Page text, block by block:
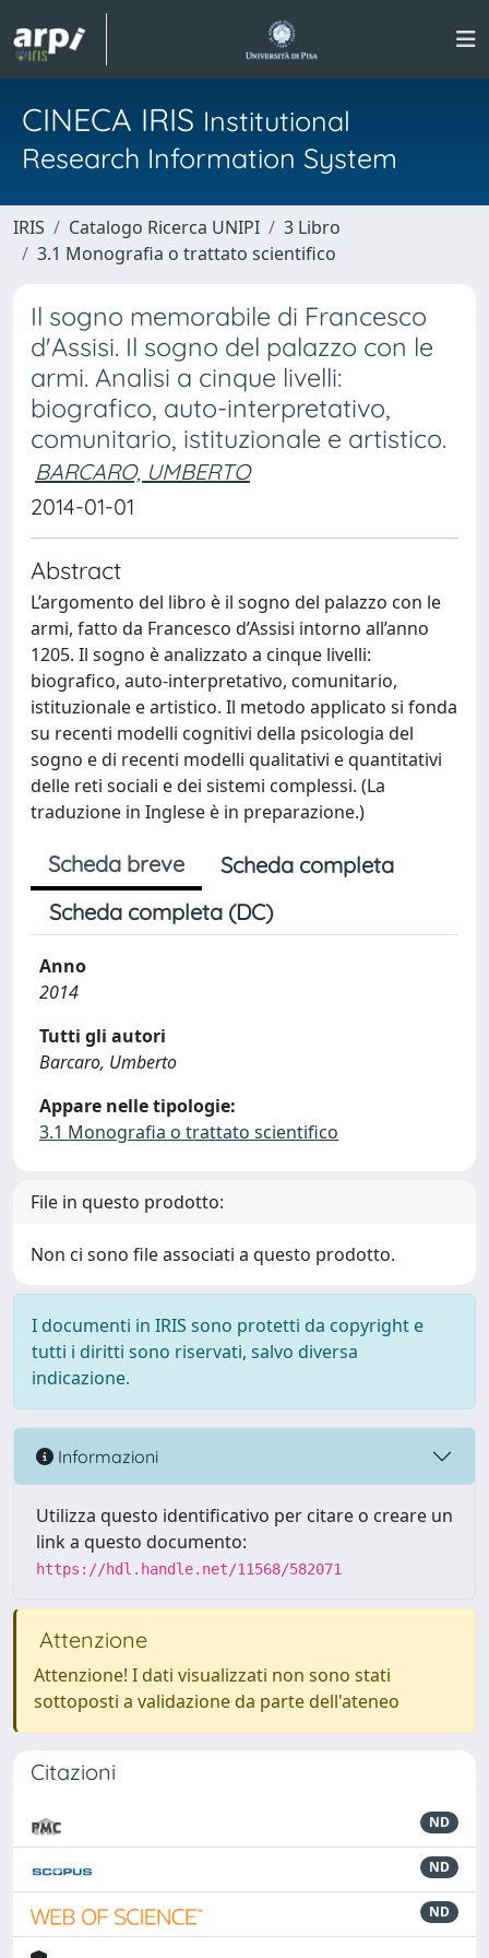
CINECA IRIS Institutional
Research Information System
IRIS Catalogo Ricerca UNIPI
3 Libro
3.1 Monografia o trattato scientifico
Il sogno memorabile di Francesco
d'Assisi. Il sogno del palazzo con le
armi. Analisi a cinque livelli:
biografico, auto-interpretativo,
comunitario, istituzionale e artistico.
BARCARO, UMBERTO
2014-01-01
Abstract
L’argomento del libro è il sogno del palazzo con le
armi, fatto da Francesco d’Assisi intorno all’anno
1205. Il sogno è analizzato a cinque livelli:
biografico, auto-interpretativo, comunitario,
istituzionale e artistico. Il metodo applicato si fonda
su recenti modelli cognitivi della psicologia del
sogno e di recenti modelli qualitativi e quantitativi
delle reti sociali e dei sistemi complessi. (La
traduzione in Inglese è in preparazione.)
Scheda breve
Scheda completa
Scheda completa (DC)
Anno
2014
Tutti gli autori
Barcaro, Umberto
Appare nelle tipologie:
3.1 Monografia o trattato scientifico
File in questo prodotto:
Non ci sono file associati a questo prodotto.
I documenti in IRIS sono protetti da copyright e
tutti i diritti sono riservati, salvo diversa
indicazione.
Informazioni
Utilizza questo identificativo per citare o creare un
link a questo documento:
https://hdl.handle.net/11568/582071
Attenzione
Attenzione! I dati visualizzati non sono stati
sottoposti a validazione da parte dell'ateneo
Citazioni
ND
ND
ND